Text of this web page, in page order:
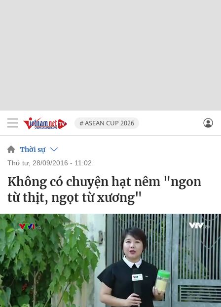
# ASEAN CUP 2026
Thời sự
thứ tư, 28/09/2016 - 11:02
Không có chuyện hạt nêm "ngon
từ thịt, ngọt từ xương"